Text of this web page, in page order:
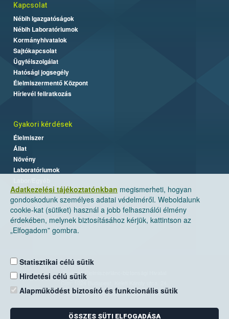
Adatkezelési tájékoztatónkban megismerheti, hogyan
gondoskodunk személyes adatai védelméről. Weboldalunk
cookie-kat (sütiket) használ a jobb felhasználói élmény
érdekében, melynek biztosításához kérjük, kattintson az
„Elfogadom” gombra.
Statisztikai célú sütik
Hirdetési célú sütik
Alapműködést biztosító és funkcionális sütik
ÖSSZES SÜTI ELFOGADÁSA
Kapcsolat
Nébih Igazgatóságok
Nébih Laboratóriumok
Kormányhivatalok
Sajtókapcsolat
Ügyfélszolgálat
Hatósági jogsegély
Élelmiszermentő Központ
Hírlevél feliratkozás
Gyakori kérdések
Élelmiszer
Állat
Növény
Laboratóriumok
Nemzeti Élelmiszerlánc-biztonsági Hivatal
Levelezési cím: 1525 Budapest. Pf. 30.